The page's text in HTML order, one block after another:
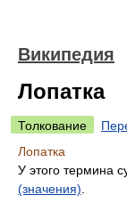
Википедия
Лопатка
Толкование
Лопатка
У этого термина
(значения)